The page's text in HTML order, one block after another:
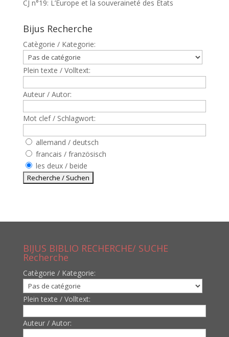
CJ n°19: L’Europe et la souveraineté des Etats
Bijus Recherche
Catègorie / Kategorie:
Plein texte / Volltext:
Auteur / Autor:
Mot clef / Schlagwort:
allemand / deutsch
francais / französisch
les deux / beide
BIJUS BIBLIO RECHERCHE/ SUCHE
Recherche
Catègorie / Kategorie:
Plein texte / Volltext:
Auteur / Autor: